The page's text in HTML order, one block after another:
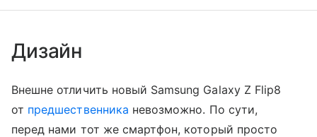
Дизайн
Внешне отличить новый Samsung Galaxy Z Flip8
от предшественника невозможно. По сути,
перед нами тот же смартфон, который просто